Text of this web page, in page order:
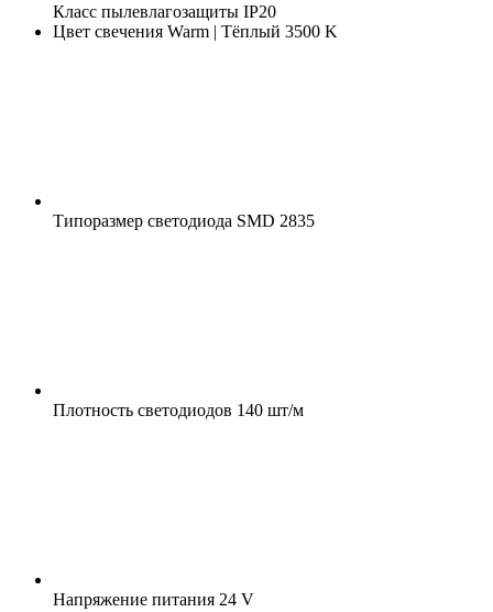
Класс пылевлагозащиты IP20
Цвет свечения Warm | Тёплый 3500 K
Типоразмер светодиода SMD 2835
Плотность светодиодов 140 шт/м
Напряжение питания 24 V